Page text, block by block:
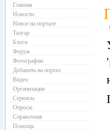
Главная
Новости
Новое на портале
Талгар
Блоги
Форум
Фотографии
Добавить на портал
Видео
Организации
Сервисы
Опросы
Справочная
Помощь